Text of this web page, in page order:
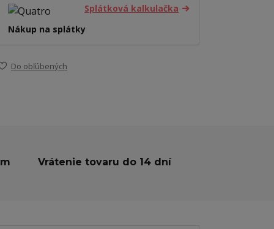
Splátková kalkulačka
Nákup na splátky
Do obľúbených
Vrátenie tovaru do 14 dní